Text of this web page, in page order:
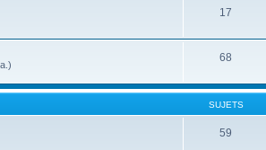
17
68
SUJETS
59